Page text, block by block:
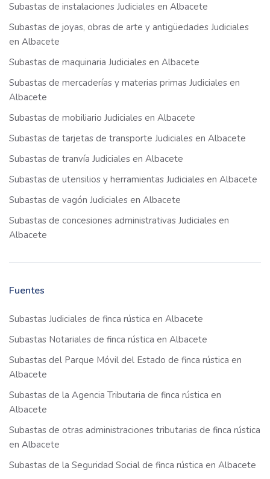
Subastas de instalaciones Judiciales en Albacete
Subastas de joyas, obras de arte y antigüedades Judiciales
en Albacete
Subastas de maquinaria Judiciales en Albacete
Subastas de mercaderías y materias primas Judiciales en
Albacete
Subastas de mobiliario Judiciales en Albacete
Subastas de tarjetas de transporte Judiciales en Albacete
Subastas de tranvía Judiciales en Albacete
Subastas de utensilios y herramientas Judiciales en Albacete
Subastas de vagón Judiciales en Albacete
Subastas de concesiones administrativas Judiciales en
Albacete
Fuentes
Subastas Judiciales de finca rústica en Albacete
Subastas Notariales de finca rústica en Albacete
Subastas del Parque Móvil del Estado de finca rústica en
Albacete
Subastas de la Agencia Tributaria de finca rústica en
Albacete
Subastas de otras administraciones tributarias de finca rústica
en Albacete
Subastas de la Seguridad Social de finca rústica en Albacete